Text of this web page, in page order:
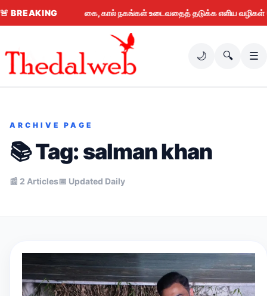
🚨BREAKING
கை, கால் நகங்கள் உடைவதைத் தடுக்க எளிய வழிகள் (2026)
🌙 🔍 ☰
ARCHIVE PAGE
📚 Tag:salman khan
📰 2 Articles📅 Updated Daily